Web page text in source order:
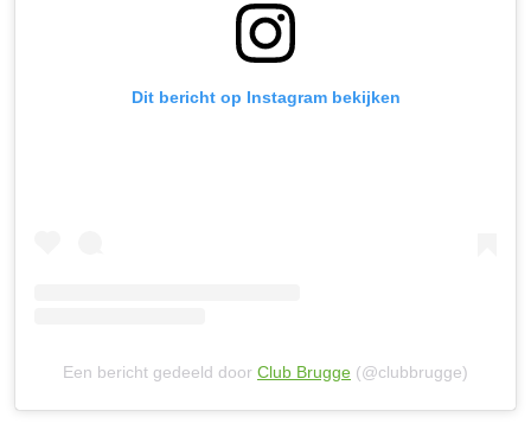
Dit bericht op Instagram bekijken
Een bericht gedeeld door Club Brugge (@clubbrugge)